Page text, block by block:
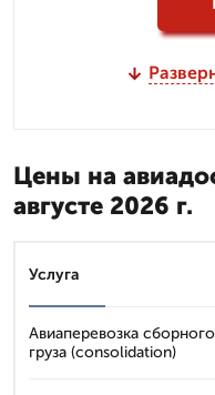
Цены на
августе 2026 г.
Услуга
Авиаперевозка сборного
груза (consolidation)